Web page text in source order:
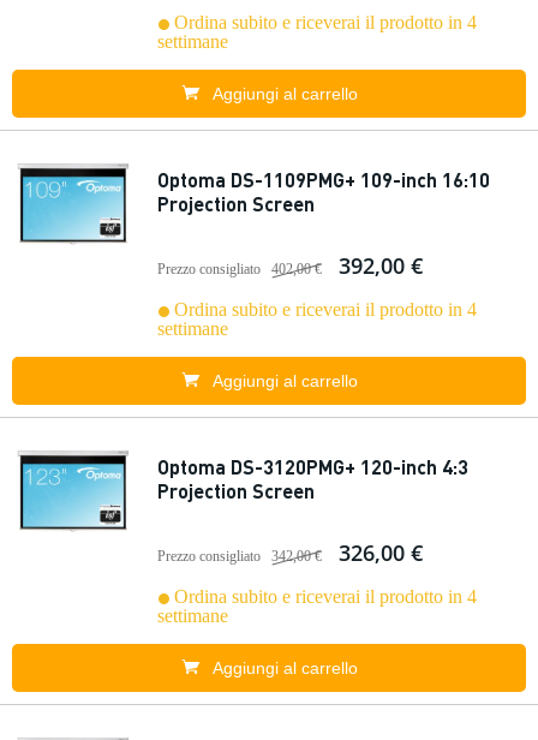
Ordina subito e riceverai il prodotto in 4
settimane
Aggiungi al carrello
Optoma DS-1109PMG+ 109-inch 16:10
Projection Screen
Prezzo consigliato 402,00 € 392,00 €
Ordina subito e riceverai il prodotto in 4
settimane
Aggiungi al carrello
Optoma DS-3120PMG+ 120-inch 4:3
Projection Screen
Prezzo consigliato 342,00 € 326,00 €
Ordina subito e riceverai il prodotto in 4
settimane
Aggiungi al carrello